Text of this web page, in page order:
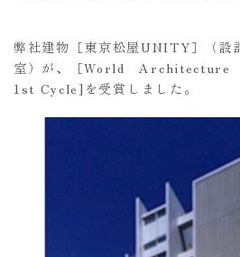
弊社建物［東京松屋UNITY］（設
室）が、［World
1st Cycle]を受賞しました。